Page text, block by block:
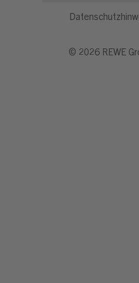
© 2026 REWE